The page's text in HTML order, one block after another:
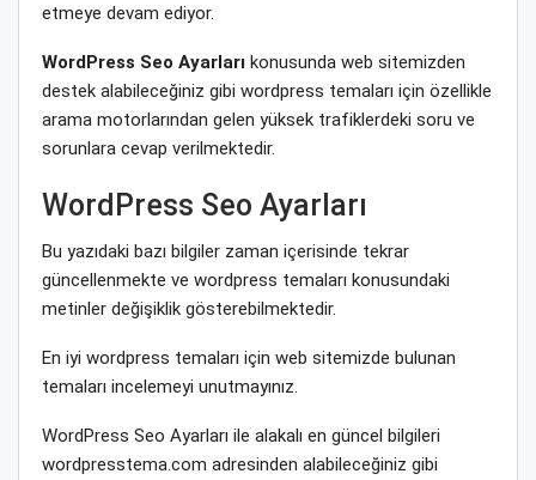
etmeye devam ediyor.
WordPress Seo Ayarları konusunda web sitemizden
destek alabileceğiniz gibi wordpress temaları için özellikle
arama motorlarından gelen yüksek trafiklerdeki soru ve
sorunlara cevap verilmektedir.
WordPress Seo Ayarları
Bu yazıdaki bazı bilgiler zaman içerisinde tekrar
güncellenmekte ve wordpress temaları konusundaki
metinler değişiklik gösterebilmektedir.
En iyi wordpress temaları için web sitemizde bulunan
temaları incelemeyi unutmayınız.
WordPress Seo Ayarları ile alakalı en güncel bilgileri
wordpresstema.com adresinden alabileceğiniz gibi